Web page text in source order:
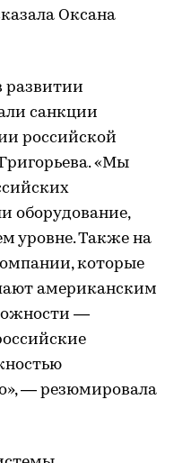
Оксана
развитии
санкции
российской
«Мы
оборудование,
уровне. Также на
которые
американским
—
— резюмировала